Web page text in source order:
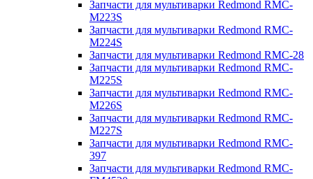
Запчасти для мультиварки Redmond RMC-
M223S
Запчасти для мультиварки Redmond RMC-
M224S
Запчасти для мультиварки Redmond RMC-28
Запчасти для мультиварки Redmond RMC-
M225S
Запчасти для мультиварки Redmond RMC-
M226S
Запчасти для мультиварки Redmond RMC-
M227S
Запчасти для мультиварки Redmond RMC-
397
Запчасти для мультиварки Redmond RMC-